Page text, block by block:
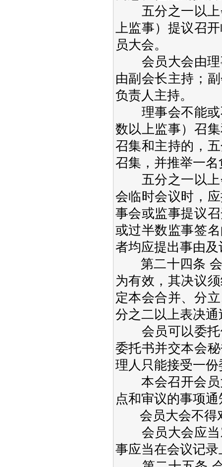
五分之一以上
上监事）提议召
员大会。
会员大会由理
由副会长主持；
负责人主持。
理事会不能或
数以上监事）召
召集和主持的，
召集，并推举一
五分之一以上
会临时会议时，
事会或监事提议
或过半数监事签
者均应提出事由及
第二十四条 会
为有效，其决议
定本会合并、分
分之二以上表决通
会员可以委托
委托书并交本会
理人只能接受一份
本会召开会员
点和审议的事项
会员大会不得
会员大会应当
事应当在会议记